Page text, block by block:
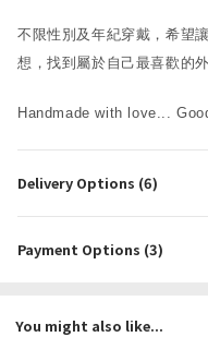
不限性別及年紀穿戴，希望
想，找到屬於自己最喜歡的
Handmade with love...
Delivery Options (6)
Payment Options (3)
You might also like...